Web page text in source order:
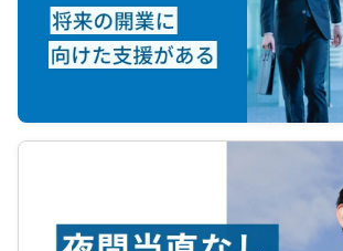
・書類業務やスタッフ管理の負
最小限にした体制
・経験豊富な事務長が在籍
・承継前から勤務する医師は基